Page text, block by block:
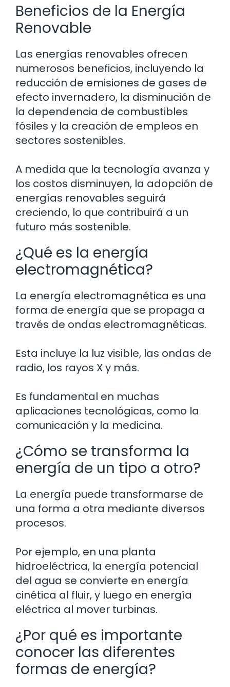
Beneficios de la Energía
Renovable
Las energías renovables ofrecen
numerosos beneficios, incluyendo la
reducción de emisiones de gases de
efecto invernadero, la disminución de
la dependencia de combustibles
fósiles y la creación de empleos en
sectores sostenibles.
A medida que la tecnología avanza y
los costos disminuyen, la adopción de
energías renovables seguirá
creciendo, lo que contribuirá a un
futuro más sostenible.
¿Qué es la energía
electromagnética?
La energía electromagnética es una
forma de energía que se propaga a
través de ondas electromagnéticas.
Esta incluye la luz visible, las ondas de
radio, los rayos X y más.
Es fundamental en muchas
aplicaciones tecnológicas, como la
comunicación y la medicina.
¿Cómo se transforma la
energía de un tipo a otro?
La energía puede transformarse de
una forma a otra mediante diversos
procesos.
Por ejemplo, en una planta
hidroeléctrica, la energía potencial
del agua se convierte en energía
cinética al fluir, y luego en energía
eléctrica al mover turbinas.
¿Por qué es importante
conocer las diferentes
formas de energía?